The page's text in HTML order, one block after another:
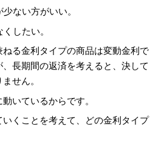
ない方がいい。
したい。
る金利タイプの商品は変動金利で
長期間の返済を考えると、決して
せん。
いているからです。
いくことを考えて、どの金利タイプ